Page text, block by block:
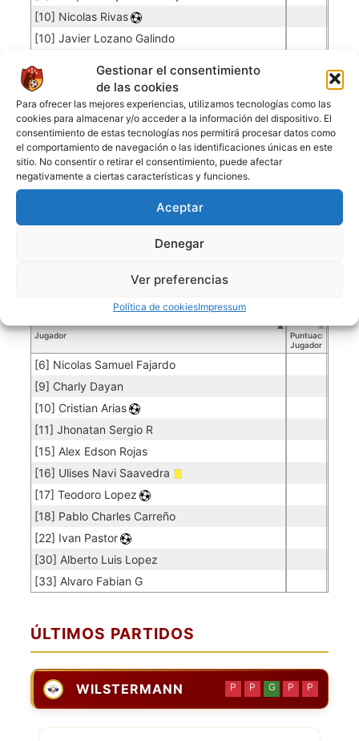
Gestionar el consentimiento
de las cookies
Para ofrecer las mejores experiencias, utilizamos tecnologías como las
cookies para almacenar y/o acceder a la información del dispositivo. El
consentimiento de estas tecnologías nos permitirá procesar datos como
el comportamiento de navegación o las identificaciones únicas en este
sitio. No consentir o retirar el consentimiento, puede afectar
negativamente a ciertas características y funciones.
Aceptar
Denegar
Ver preferencias
Política de cookiesImpressum
[10] Nicolas Rivas
[10] Javier Lozano Galindo
[14] Gaston Pedraza
[17] Aron Walter Garcia
[24] Jhon Sandoval
DEPORTIVO COCHABAMBA
Puntuación
Jugador
0.02
Jugador
Puntuación
Jugador
[6] Nicolas Samuel Fajardo
[9] Charly Dayan
[10] Cristian Arias
[11] Jhonatan Sergio R
[15] Alex Edson Rojas
[16] Ulises Navi Saavedra
[17] Teodoro Lopez
[18] Pablo Charles Carreño
[22] Ivan Pastor
[30] Alberto Luis Lopez
[33] Alvaro Fabian G
Jugadores de campo
ÚLTIMOS PARTIDOS
WILSTERMANN P P G P P